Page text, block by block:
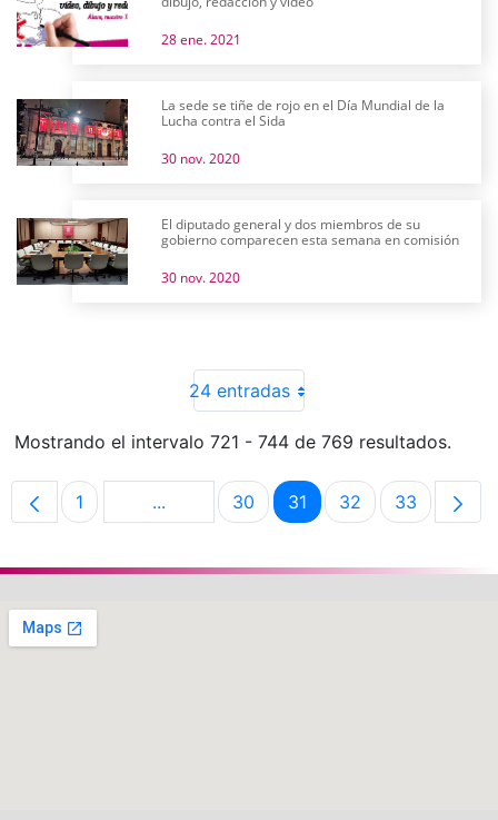
28 ene. 2021
La sede se tiñe de rojo en el Día Mundial de la
Lucha contra el Sida
30 nov. 2020
El diputado general y dos miembros de su
gobierno comparecen esta semana en comisión
30 nov. 2020
24 entradas
Mostrando el intervalo 721 - 744 de 769 resultados.
Página
1 ...Páginas intermedias Use TAB para
Página
30 Página
31 Página
32 Página
33